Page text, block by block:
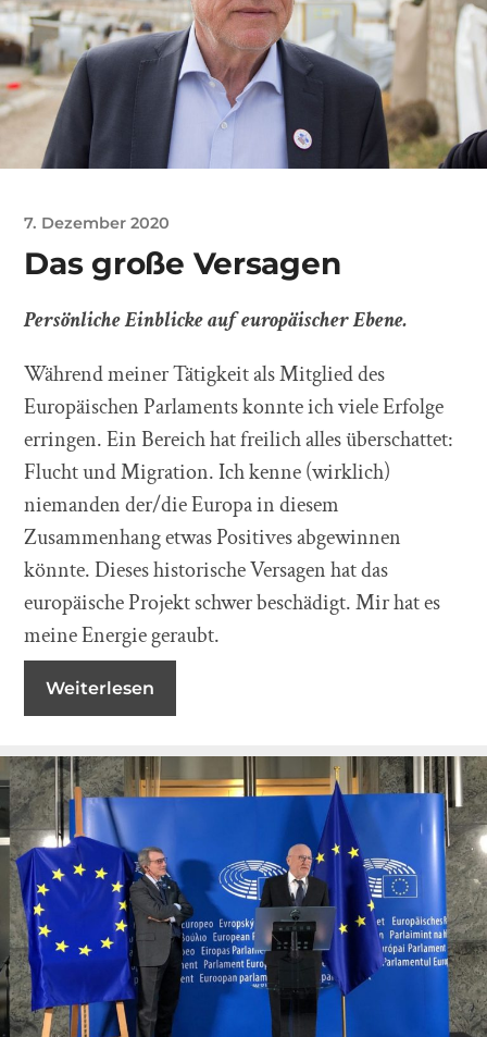
7. Dezember 2020
Das große Versagen
Persönliche Einblicke auf europäischer Ebene.
Während meiner Tätigkeit als Mitglied des
Europäischen Parlaments konnte ich viele Erfolge
erringen. Ein Bereich hat freilich alles überschattet:
Flucht und Migration. Ich kenne (wirklich)
niemanden der/die Europa in diesem
Zusammenhang etwas Positives abgewinnen
könnte. Dieses historische Versagen hat das
europäische Projekt schwer beschädigt. Mir hat es
meine Energie geraubt.
Weiterlesen